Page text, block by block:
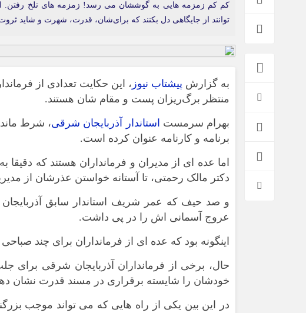
کم کم زمزمه هایی به گوششان می رسد! زمزمه های تلخ رفتن.
توانند از جایگاهی دل بکنند که برای‌شان، قدرت، شهرت و شاید
به گزارش پیشتاب نیوز ، این حکایت تعدادی از
منتظر برگ‌ریزان پست و مقام شان هستند.
بهرام سرمست استاندار آذربایجان شرقی، شرط
برنامه و کارنامه عنوان کرده است.
اما عده ای از مدیران و فرمانداران هستند که
دکتر مالک رحمتی، تا آستانه خواستن عذرشان از
و صد حیف که عمر شریف استاندار سابق آذربایجان
عروج آسمانی اش را در پی داشت.
اینگونه بود که عده ای از فرمانداران برای چند
حال، برخی از فرمانداران آذربایجان شرقی برای
خودشان را شایسته برقراری در مسند قدرت نشان
در این بین یکی از راه هایی که می تواند موجب